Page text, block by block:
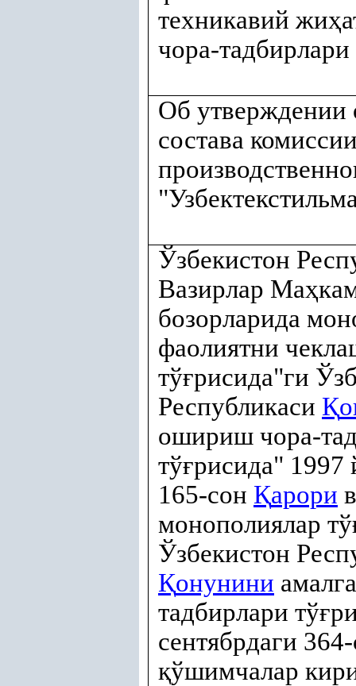
техникавий жиҳ
чора-тадбирлари
Об утверждении
состава
Ўзбекистон
Вазирлар Маҳ
бозорларида
фаолиятни
тўғрисида"ги
Республикаси Қ
ошириш чора-
тўғрисида" 1997
165-сон Қарори
монополиялар тў
Ўзбекистон
Қонунини
тадбирлари тўғ
сентябрдаги
қўшимчалар